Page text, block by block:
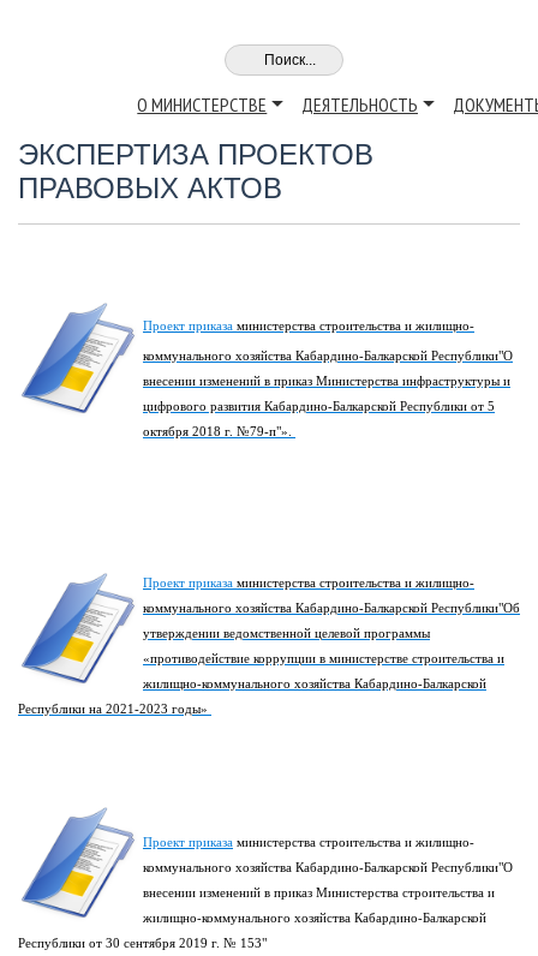
О МИНИСТЕРСТВЕ ДЕЯТЕЛЬНОСТЬ
ЭКСПЕРТИЗА ПРОЕКТОВ
ПРАВОВЫХ АКТОВ
Проект приказа министерства строительства и жилищно-
коммунального хозяйства Кабардино-Балкарской Республики"О
внесении изменений в приказ Министерства инфраструктуры и
цифрового развития Кабардино-Балкарской Республики от 5
октября 2018 г. №79-п"».
Проект приказа министерства строительства и жилищно-
коммунального хозяйства Кабардино-Балкарской Республики"Об
утверждении ведомственной целевой программы
«противодействие коррупции в министерстве строительства и
жилищно-коммунального хозяйства Кабардино-Балкарской
Республики на 2021-2023 годы»
Проект приказа министерства строительства и жилищно-
коммунального хозяйства Кабардино-Балкарской Республики"О
внесении изменений в приказ Министерства строительства и
жилищно-коммунального хозяйства Кабардино-Балкарской
Республики от 30 сентября 2019 г. № 153"